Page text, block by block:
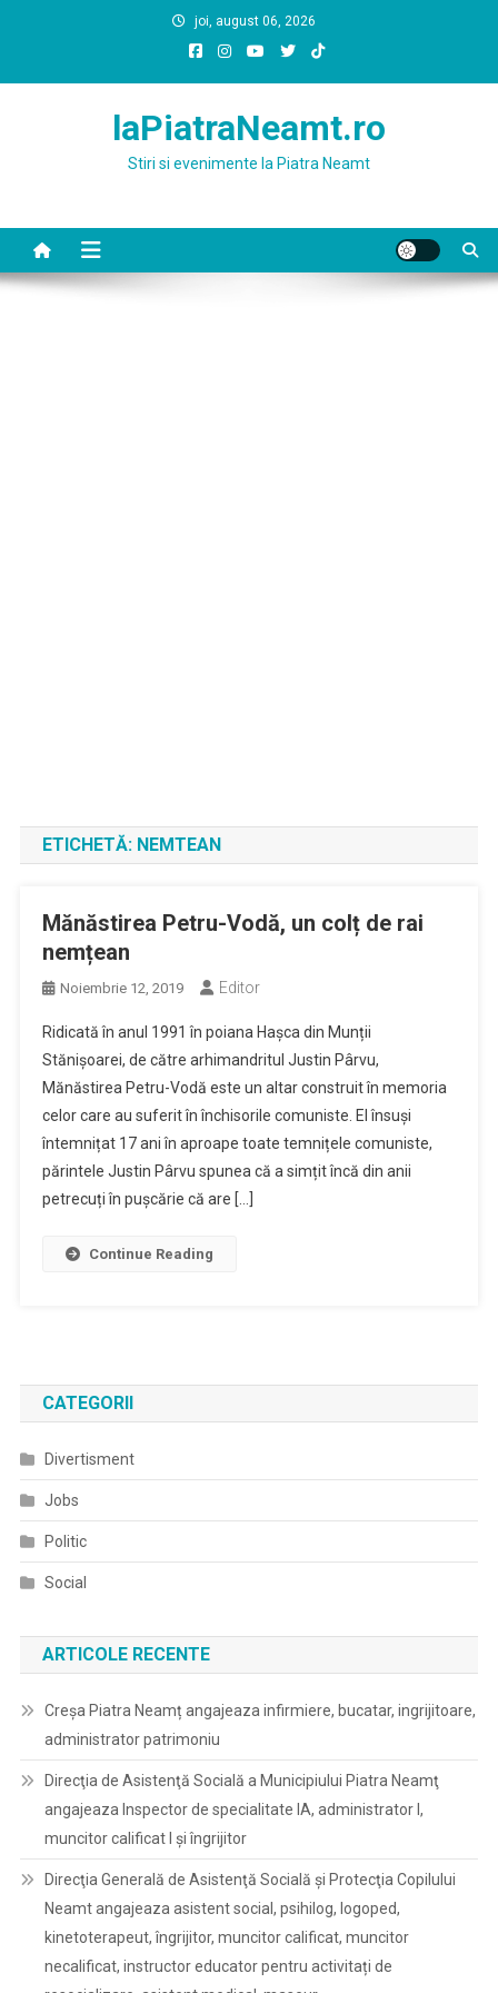
joi, august 06, 2026
laPiatraNeamt.ro
Stiri si evenimente la Piatra Neamt
ETICHETĂ: NEMTEAN
Mănăstirea Petru-Vodă, un colț de rai
nemțean
Noiembrie 12, 2019 Editor
Ridicată în anul 1991 în poiana Hașca din Munții
Stănișoarei, de către arhimandritul Justin Pârvu,
Mănăstirea Petru-Vodă este un altar construit în memoria
celor care au suferit în închisorile comuniste. El însuși
întemnițat 17 ani în aproape toate temnițele comuniste,
părintele Justin Pârvu spunea că a simțit încă din anii
petrecuți în pușcărie că are […]
Continue Reading
CATEGORII
Divertisment
Jobs
Politic
Social
ARTICOLE RECENTE
Creșa Piatra Neamț angajeaza infirmiere, bucatar, ingrijitoare,
administrator patrimoniu
Direcţia de Asistenţă Socială a Municipiului Piatra Neamţ
angajeaza Inspector de specialitate IA, administrator I,
muncitor calificat I și îngrijitor
Direcţia Generală de Asistenţă Socială şi Protecţia Copilului
Neamt angajeaza asistent social, psihilog, logoped,
kinetoterapeut, îngrijitor, muncitor calificat, muncitor
necalificat, instructor educator pentru activitați de